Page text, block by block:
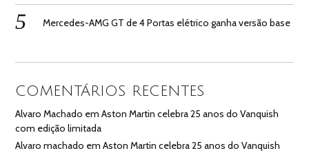
Mercedes-AMG GT de 4 Portas elétrico ganha versão base
COMENTÁRIOS RECENTES
Alvaro Machado emAston Martin celebra 25 anos do Vanquish
com edição limitada
Alvaro machado emAston Martin celebra 25 anos do Vanquish